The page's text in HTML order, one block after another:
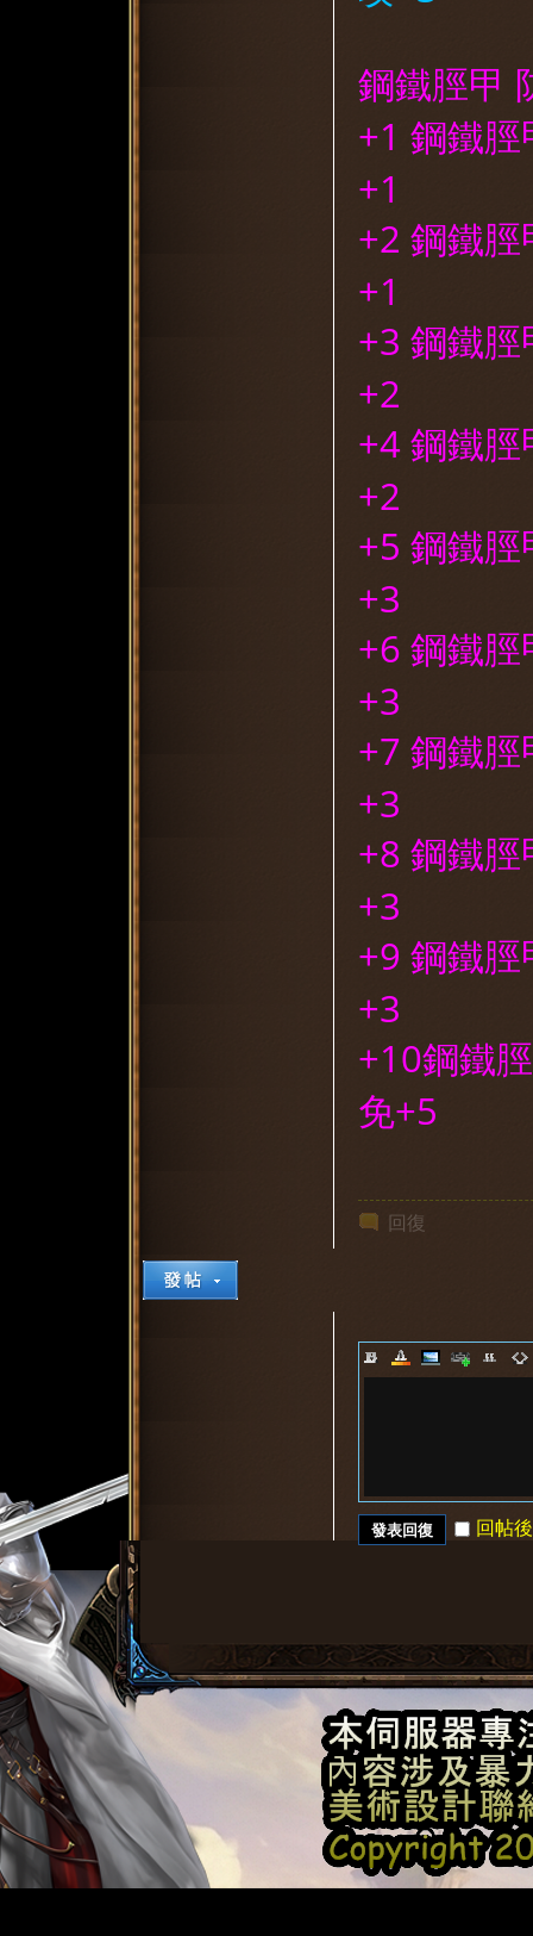
鋼鐵脛甲
+1 鋼鐵
+1
+2 鋼鐵
+1
+3 鋼鐵
+2
+4 鋼鐵
+2
+5 鋼鐵
+3
+6 鋼鐵
+3
+7 鋼鐵
+3
+8 鋼鐵
+3
+9 鋼鐵
+3
+10鋼鐵
免+5
回復
發表回復 回帖